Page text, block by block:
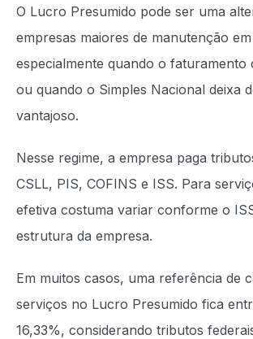
O Lucro Presumido pode ser uma
empresas maiores de manutenção
especialmente quando o faturamento
ou quando o Simples Nacional deixa
vantajoso.
Nesse regime, a empresa paga
CSLL, PIS, COFINS e ISS. Para
efetiva costuma variar conforme o
estrutura da empresa.
Em muitos casos, uma referência de
serviços no Lucro Presumido fica
16,33%, considerando tributos